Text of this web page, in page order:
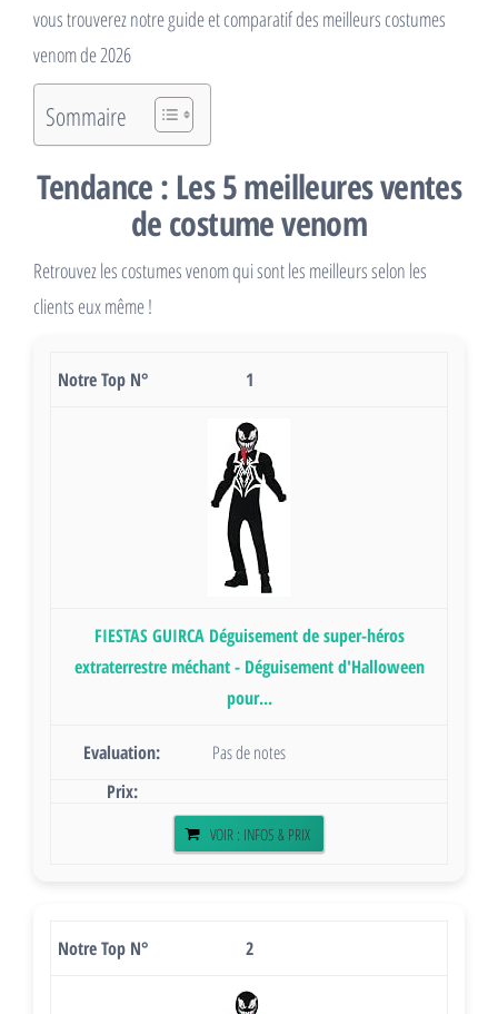
vous trouverez notre guide et comparatif des meilleurs costumes
venom de 2026
Sommaire
Tendance : Les 5 meilleures ventes
de costume venom
Retrouvez les costumes venom qui sont les meilleurs selon les
clients eux même !
1
FIESTAS GUIRCA Déguisement de super-héros
extraterrestre méchant - Déguisement d'Halloween
pour...
Pas de notes
VOIR : INFOS & PRIX
2